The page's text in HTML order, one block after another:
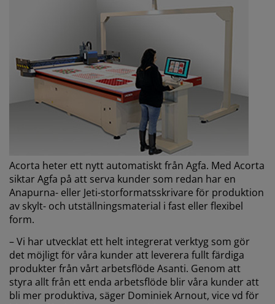
Acorta heter ett nytt automatiskt från Agfa. Med Acorta
siktar Agfa på att serva kunder som redan har en
Anapurna- eller Jeti-storformatsskrivare för produktion
av skylt- och utställningsmaterial i fast eller flexibel
form.
– Vi har utvecklat ett helt integrerat verktyg som gör
det möjligt för våra kunder att leverera fullt färdiga
produkter från vårt arbetsflöde Asanti. Genom att
styra allt från ett enda arbetsflöde blir våra kunder att
bli mer produktiva, säger Dominiek Arnout, vice vd för